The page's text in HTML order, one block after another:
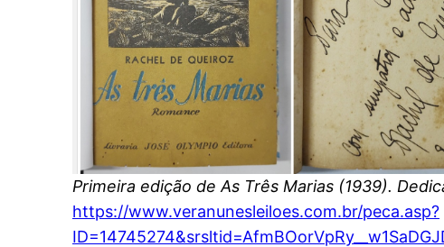
Primeira edição de As Três Marias (1939).
https://www.veranunesleiloes.com.br/peca.asp?